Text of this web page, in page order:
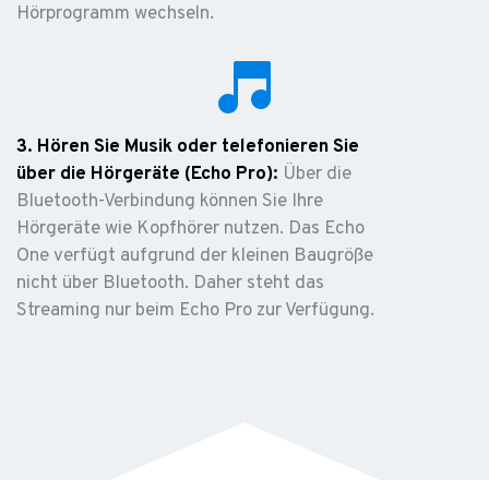
Hörprogramm wechseln.
3. Hören Sie Musik oder telefonieren Sie
über die Hörgeräte (Echo Pro): Über die
Bluetooth-Verbindung können Sie Ihre
Hörgeräte wie Kopfhörer nutzen. Das Echo
One verfügt aufgrund der kleinen Baugröße
nicht über Bluetooth. Daher steht das
Streaming nur beim Echo Pro zur Verfügung.